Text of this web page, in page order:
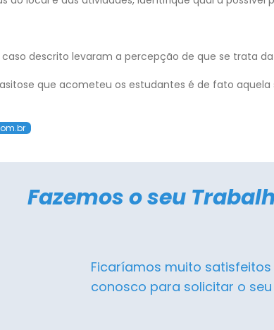
descrito levaram a percepção de que se trata
que acometeu os estudantes é de fato aquela
Fazemos o seu
Ficaríamos muito
conosco para solicitar o seu